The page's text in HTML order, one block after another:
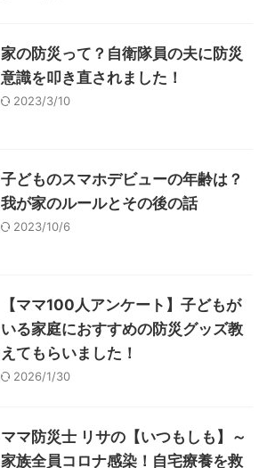
家の防災って？自衛隊員の夫に防災
意識を叩き直されました！
2023/3/10
子どものスマホデビューの年齢は？
我が家のルールとその後の話
2023/10/6
【ママ100人アンケート】子どもが
いる家庭におすすめの防災グッズ教
えてもらいました！
2026/1/30
ママ防災士 リサの【いつもしも】～
家族全員コロナ感染！自宅療養を救